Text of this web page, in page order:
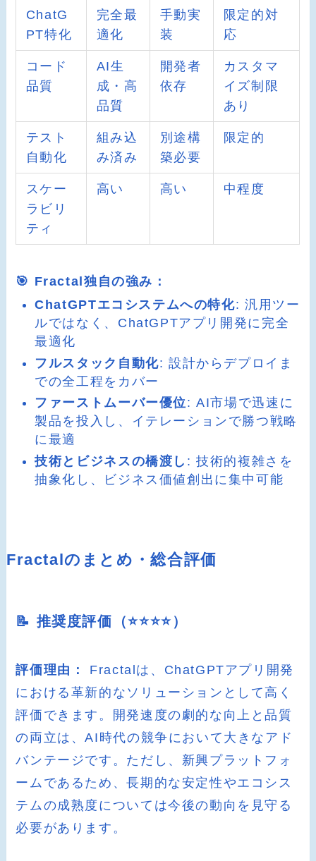
ChatG
PT特化
完全最
適化
手動実
装
限定的対
応
コード
品質
AI生
成・高
品質
開発者
依存
カスタマ
イズ制限
あり
テスト
自動化
組み込
み済み
別途構
築必要
限定的
スケー
ラビリ
ティ
高い 高い 中程度
🎯 Fractal独自の強み：
ChatGPTエコシステムへの特化: 汎用ツー
ルではなく、ChatGPTアプリ開発に完全
最適化
フルスタック自動化: 設計からデプロイま
での全工程をカバー
ファーストムーバー優位: AI市場で迅速に
製品を投入し、イテレーションで勝つ戦略
に最適
技術とビジネスの橋渡し : 技術的複雑さを
抽象化し、ビジネス価値創出に集中可能
Fractalのまとめ・総合評価
📝 推奨度評価（⭐️⭐️⭐️⭐️）
評価理由：
Fractalは、ChatGPTアプリ開発
における革新的なソリューションとして高く
評価できます。開発速度の劇的な向上と品質
の両立は、AI時代の競争において大きなアド
バンテージです。ただし、新興プラットフォ
ームであるため、長期的な安定性やエコシス
テムの成熟度については今後の動向を見守る
必要があります。